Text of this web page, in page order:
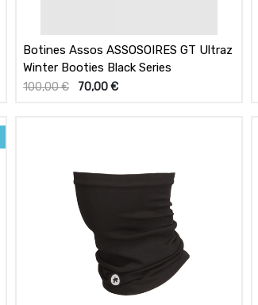
Botines Assos ASSOSOIRES GT Ultraz
Winter Booties Black Series
100,00€ 70,00€